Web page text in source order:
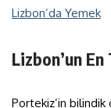
Lizbon’da Yemek
Lizbon’un En
Portekiz’in